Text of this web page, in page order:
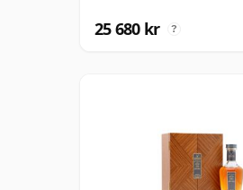
25 680 kr ?